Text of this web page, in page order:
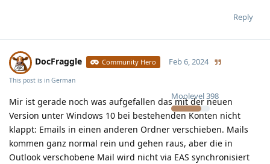
Reply
DocFraggle Community Hero
Moolevel398
Feb 6, 2024
This post is in German
Mir ist gerade noch was aufgefallen das mit der neuen
Version unter Windows 10 bei bestehenden Konten nicht
klappt: Emails in einen anderen Ordner verschieben. Mails
kommen ganz normal rein und gehen raus, aber die in
Outlook verschobene Mail wird nicht via EAS synchronisiert